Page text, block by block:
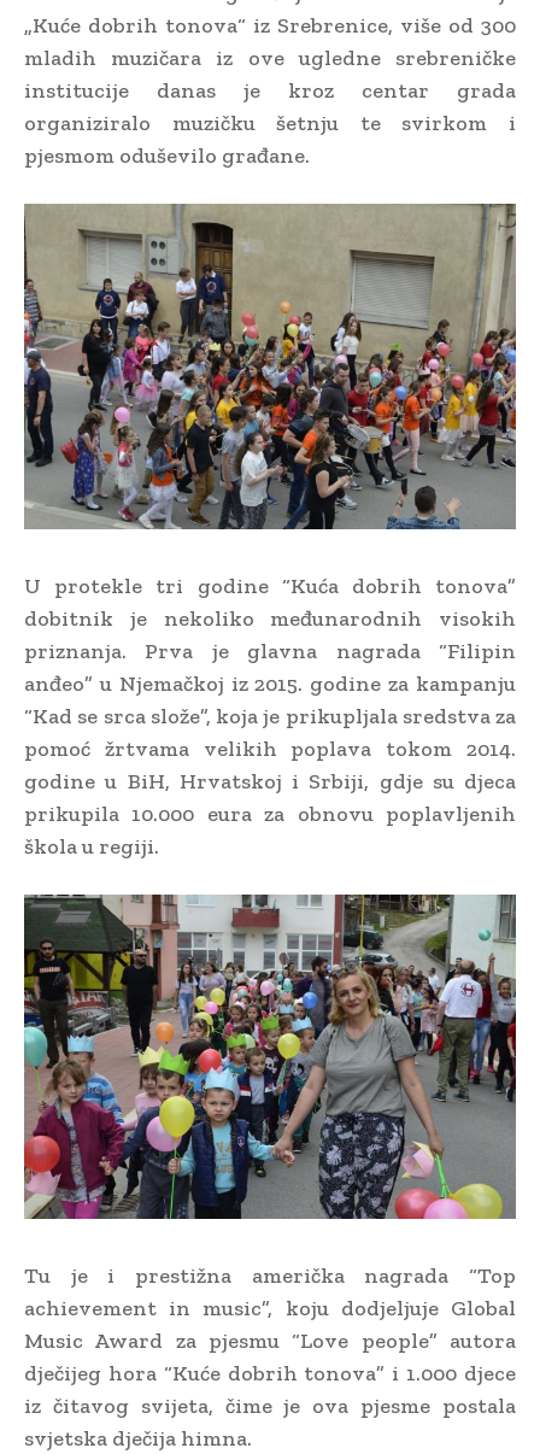
„Kuće dobrih tonova“ iz Srebrenice, više od 300
mladih muzičara iz ove ugledne srebreničke
institucije danas je kroz centar grada
organiziralo muzičku šetnju te svirkom i
pjesmom oduševilo građane.
U protekle tri godine “Kuća dobrih tonova”
dobitnik je nekoliko međunarodnih visokih
priznanja. Prva je glavna nagrada “Filipin
anđeo” u Njemačkoj iz 2015. godine za kampanju
“Kad se srca slože”, koja je prikupljala sredstva za
pomoć žrtvama velikih poplava tokom 2014.
godine u BiH, Hrvatskoj i Srbiji, gdje su djeca
prikupila 10.000 eura za obnovu poplavljenih
škola u regiji.
Tu je i prestižna američka nagrada “Top
achievement in music”, koju dodjeljuje Global
Music Award za pjesmu “Love people” autora
dječijeg hora “Kuće dobrih tonova” i 1.000 djece
iz čitavog svijeta, čime je ova pjesme postala
svjetska dječija himna.